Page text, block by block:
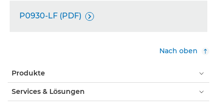
P0930-LF (PDF) 
Nach oben
Produkte
Services & Lösungen